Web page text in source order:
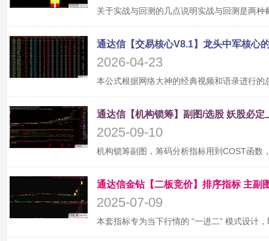
2026-04-23
2025-09-10
2025-07-09